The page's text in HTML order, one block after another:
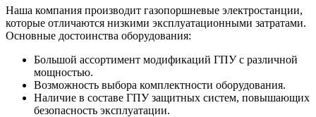
Наша компания производит газопоршневые электростанции,
которые отличаются низкими эксплуатационными затратами.
Основные достоинства оборудования:
Большой ассортимент модификаций ГПУ с различной
мощностью.
Возможность выбора комплектности оборудования.
Наличие в составе ГПУ защитных систем, повышающих
безопасность эксплуатации.